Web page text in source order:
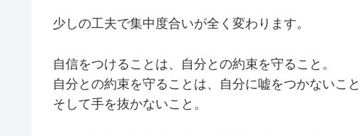
少しの工夫で集中度合いが全く変わります。
自信をつけることは、自分との約束を守ること。
自分との約束を守ることは、自分に嘘をつかないこと
そして手を抜かないこと。